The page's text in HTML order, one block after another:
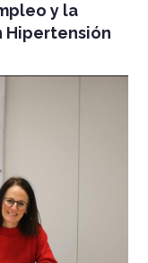
y la
Hipertensión